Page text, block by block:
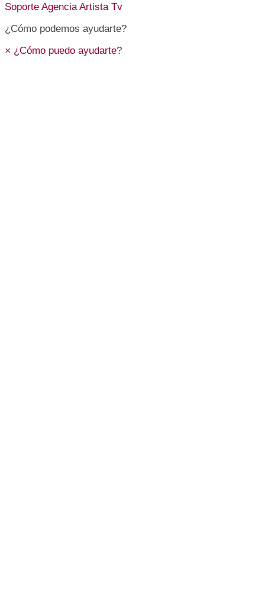
Soporte Agencia Artista Tv
¿Cómo podemos ayudarte?
× ¿Cómo puedo ayudarte?